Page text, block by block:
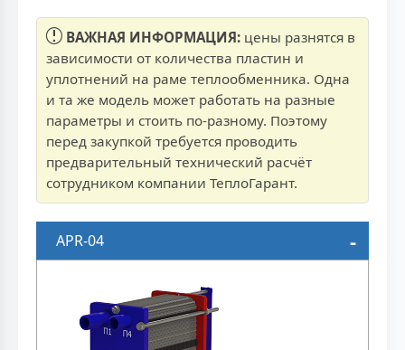
ВАЖНАЯ ИНФОРМАЦИЯ: цены разнятся в
зависимости от количества пластин и
уплотнений на раме теплообменника. Одна
и та же модель может работать на разные
параметры и стоить по-разному. Поэтому
перед закупкой требуется проводить
предварительный технический расчёт
сотрудником компании ТеплоГарант.
APR-04